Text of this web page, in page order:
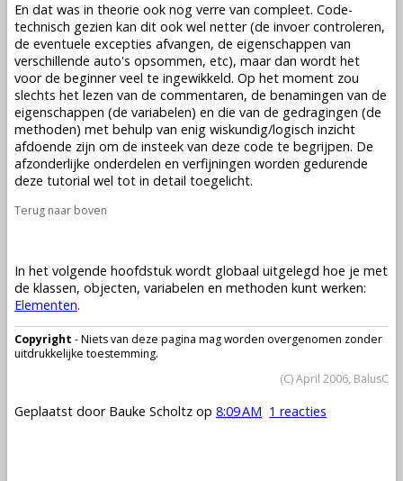
En dat was in theorie ook nog verre van compleet. Code-
technisch gezien kan dit ook wel netter (de invoer controleren,
de eventuele excepties afvangen, de eigenschappen van
verschillende auto's opsommen, etc), maar dan wordt het
voor de beginner veel te ingewikkeld. Op het moment zou
slechts het lezen van de commentaren, de benamingen van de
eigenschappen (de variabelen) en die van de gedragingen (de
methoden) met behulp van enig wiskundig/logisch inzicht
afdoende zijn om de insteek van deze code te begrijpen. De
afzonderlijke onderdelen en verfijningen worden gedurende
deze tutorial wel tot in detail toegelicht.
Terug naar boven
In het volgende hoofdstuk wordt globaal uitgelegd hoe je met
de klassen, objecten, variabelen en methoden kunt werken:
Elementen.
Copyright - Niets van deze pagina mag worden overgenomen zonder
uitdrukkelijke toestemming.
(C) April 2006, BalusC
Geplaatst door Bauke Scholtz op 8:09 AM 1 reacties